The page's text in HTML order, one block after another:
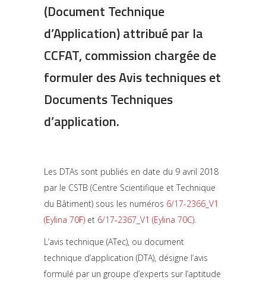
(Document Technique
d’Application) attribué par la
CCFAT, commission chargée de
formuler des Avis techniques et
Documents Techniques
d’application.
Les DTAs sont publiés en date du 9 avril 2018
par le CSTB (Centre Scientifique et Technique
du Bâtiment) sous les numéros 6/17-2366_V1
(Eylina 70F) et 6/17-2367_V1 (Eylina 70C).
L’avis technique (ATec), ou document
technique d’application (DTA), désigne l’avis
formulé par un groupe d’experts sur l’aptitude